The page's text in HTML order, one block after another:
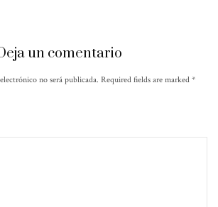
un comentario
no será publicada. Required fields are marked *